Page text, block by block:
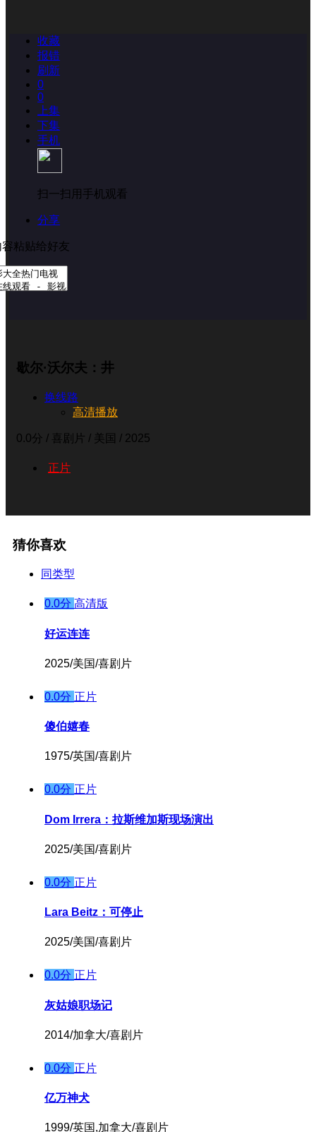
收藏
报错
刷新
0
0
上集
下集
手机
扫一扫用手机观看
分享
粘贴给好友
歇尔·沃尔夫：井
换线路
高清播放
0.0分 / 喜剧片 / 美国 / 2025
正片
猜你喜欢
同类型
0.0分 高清版
好运连连
2025/美国/喜剧片
0.0分 正片
傻伯嬉春
1975/英国/喜剧片
0.0分 正片
Dom Irrera：拉斯维加斯现场演出
2025/美国/喜剧片
0.0分 正片
Lara Beitz：可停止
2025/美国/喜剧片
0.0分 正片
灰姑娘职场记
2014/加拿大/喜剧片
0.0分 正片
亿万神犬
1999/英国,加拿大/喜剧片